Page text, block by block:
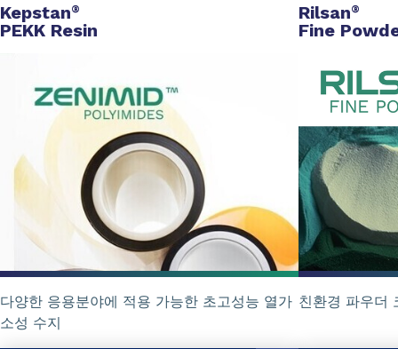
Kepstan®
PEKK Resin
다양한 응용분야에 적용 가능한 초고성능 열가
소성 수지
Rilsan®
Fine
친환경 파우더